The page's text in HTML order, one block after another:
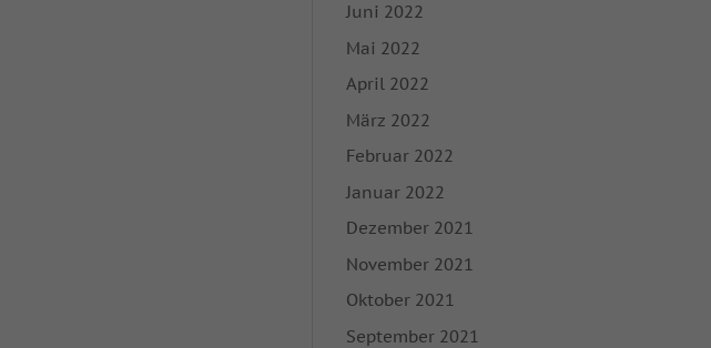
Juni 2022
Mai 2022
April 2022
März 2022
Februar 2022
Januar 2022
Dezember 2021
November 2021
Oktober 2021
September 2021
Externe Medien